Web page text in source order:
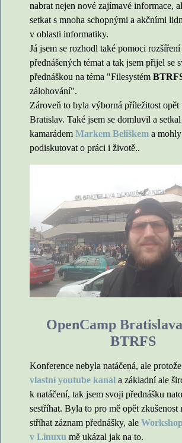
nabrat nejen nové zajímavé informace,
setkat s mnoha schopnými a akčními
v oblasti informatiky.
Já jsem se rozhodl také pomoci rozšíření
přednášených témat a tak jsem přijel se
přednáškou na téma "Filesystém
zálohování".
Zároveň to byla výborná příležitost opět
Bratislav. Také jsem se domluvil a
kamarádem Markem Beliškem a
podiskutovat o práci i životě..
OpenCamp
BTRFS
Konference nebyla natáčená, ale
vlastní youtube kanál a základní ale
k natáčení, tak jsem svoji přednášku
sestříhat. Byla to pro mě opět zkušenost
stříhat záznam přednášky, ale
v Linuxu mě ukázal jak na to.